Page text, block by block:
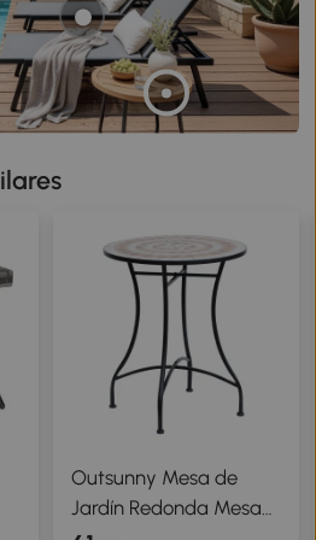
Outsunny Mesa de
Jardín Redonda Mesa